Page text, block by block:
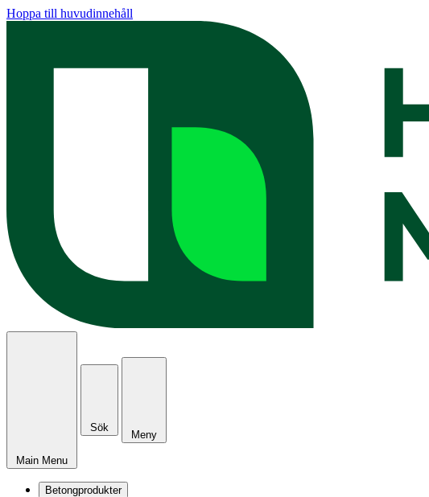
Hoppa till huvudinnehåll
Main Menu
Sök
Meny
Betongprodukter